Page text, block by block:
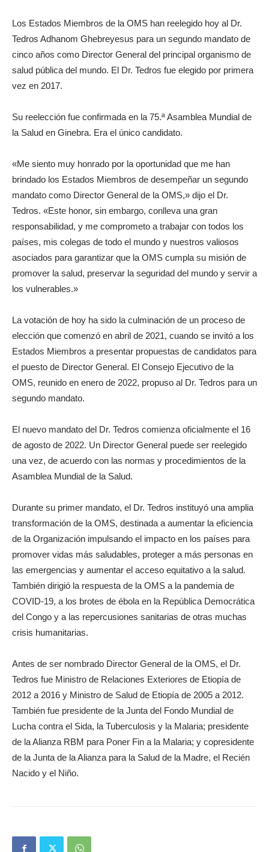
Los Estados Miembros de la OMS han reelegido hoy al Dr.
Tedros Adhanom Ghebreyesus para un segundo mandato de
cinco años como Director General del principal organismo de
salud pública del mundo. El Dr. Tedros fue elegido por primera
vez en 2017.
Su reelección fue confirmada en la 75.ª Asamblea Mundial de
la Salud en Ginebra. Era el único candidato.
«Me siento muy honrado por la oportunidad que me han
brindado los Estados Miembros de desempeñar un segundo
mandato como Director General de la OMS,» dijo el Dr.
Tedros. «Este honor, sin embargo, conlleva una gran
responsabilidad, y me comprometo a trabajar con todos los
países, mis colegas de todo el mundo y nuestros valiosos
asociados para garantizar que la OMS cumpla su misión de
promover la salud, preservar la seguridad del mundo y servir a
los vulnerables.»
La votación de hoy ha sido la culminación de un proceso de
elección que comenzó en abril de 2021, cuando se invitó a los
Estados Miembros a presentar propuestas de candidatos para
el puesto de Director General. El Consejo Ejecutivo de la
OMS, reunido en enero de 2022, propuso al Dr. Tedros para un
segundo mandato.
El nuevo mandato del Dr. Tedros comienza oficialmente el 16
de agosto de 2022. Un Director General puede ser reelegido
una vez, de acuerdo con las normas y procedimientos de la
Asamblea Mundial de la Salud.
Durante su primer mandato, el Dr. Tedros instituyó una amplia
transformación de la OMS, destinada a aumentar la eficiencia
de la Organización impulsando el impacto en los países para
promover vidas más saludables, proteger a más personas en
las emergencias y aumentar el acceso equitativo a la salud.
También dirigió la respuesta de la OMS a la pandemia de
COVID-19, a los brotes de ébola en la República Democrática
del Congo y a las repercusiones sanitarias de otras muchas
crisis humanitarias.
Antes de ser nombrado Director General de la OMS, el Dr.
Tedros fue Ministro de Relaciones Exteriores de Etiopía de
2012 a 2016 y Ministro de Salud de Etiopía de 2005 a 2012.
También fue presidente de la Junta del Fondo Mundial de
Lucha contra el Sida, la Tuberculosis y la Malaria; presidente
de la Alianza RBM para Poner Fin a la Malaria; y copresidente
de la Junta de la Alianza para la Salud de la Madre, el Recién
Nacido y el Niño.